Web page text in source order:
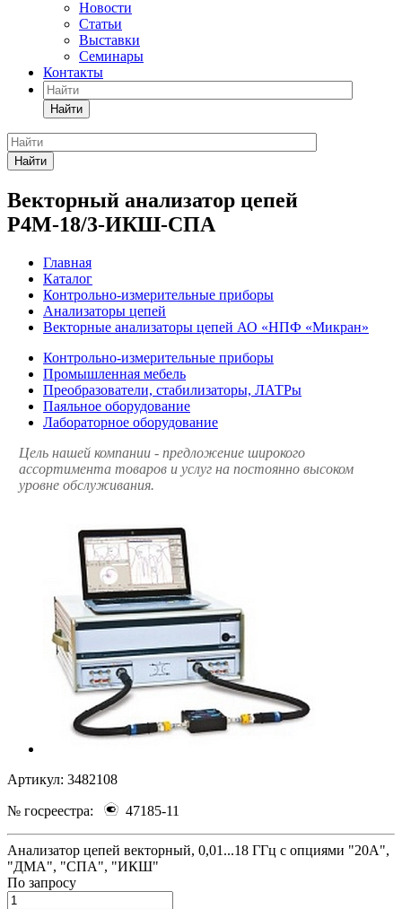
Новости
Статьи
Выставки
Семинары
Контакты
Найти
Найти
Векторный анализатор цепей
Р4М-18/3-ИКШ-СПА
Главная
Каталог
Контрольно-измерительные приборы
Анализаторы цепей
Векторныe анализаторы цепей АО «НПФ «Микран»
Контрольно-измерительные приборы
Промышленная мебель
Преобразователи, стабилизаторы, ЛАТРы
Паяльное оборудование
Лабораторное оборудование
Цель нашей компании - предложение широкого
ассортимента товаров и услуг на постоянно высоком
уровне обслуживания.
Артикул: 3482108
№ госреестра: 47185-11
Анализатор цепей векторный, 0,01...18 ГГц с опциями "20А",
"ДМА", "СПА", "ИКШ"
По запросу